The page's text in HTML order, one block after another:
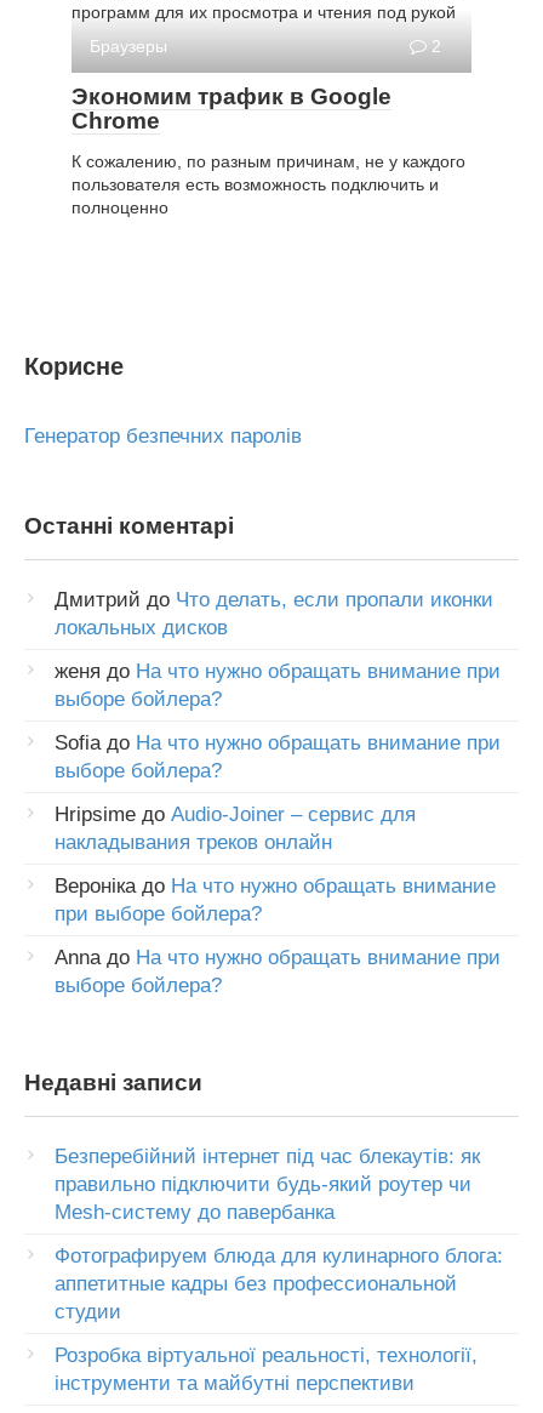
программ для их просмотра и чтения под рукой
Браузеры
2
Экономим трафик в Google
Chrome
К сожалению, по разным причинам, не у каждого
пользователя есть возможность подключить и
полноценно
Корисне
Генератор безпечних паролів
Останні коментарі
Дмитрий до Что делать, если пропали иконки
локальных дисков
женя до На что нужно обращать внимание при
выборе бойлера?
Sofia до На что нужно обращать внимание при
выборе бойлера?
Hripsime до Audio-Joiner – сервис для
накладывания треков онлайн
Вероніка до На что нужно обращать внимание
при выборе бойлера?
Anna до На что нужно обращать внимание при
выборе бойлера?
Недавні записи
Безперебійний інтернет під час блекаутів: як
правильно підключити будь-який роутер чи
Mesh-систему до павербанка
Фотографируем блюда для кулинарного блога:
аппетитные кадры без профессиональной
студии
Розробка віртуальної реальності, технології,
інструменти та майбутні перспективи